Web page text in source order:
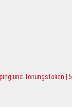
und Tönungsfolien |